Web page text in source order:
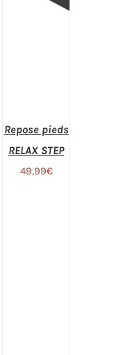
Repose pieds
RELAX STEP
49,99€